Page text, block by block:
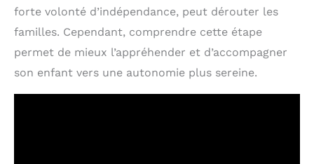
forte volonté d’indépendance, peut dérouter les
familles. Cependant, comprendre cette étape
permet de mieux l’appréhender et d’accompagner
son enfant vers une autonomie plus sereine.